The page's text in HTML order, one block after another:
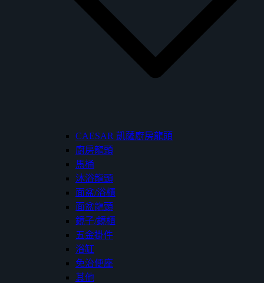
CAESAR 凱薩廚房龍頭
廚房龍頭
馬桶
沐浴龍頭
面盆/浴櫃
面盆龍頭
鏡子/鏡櫃
五金掛件
浴缸
免治便座
其他